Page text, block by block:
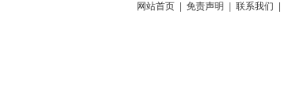
网站首页 免责声明 联系我们